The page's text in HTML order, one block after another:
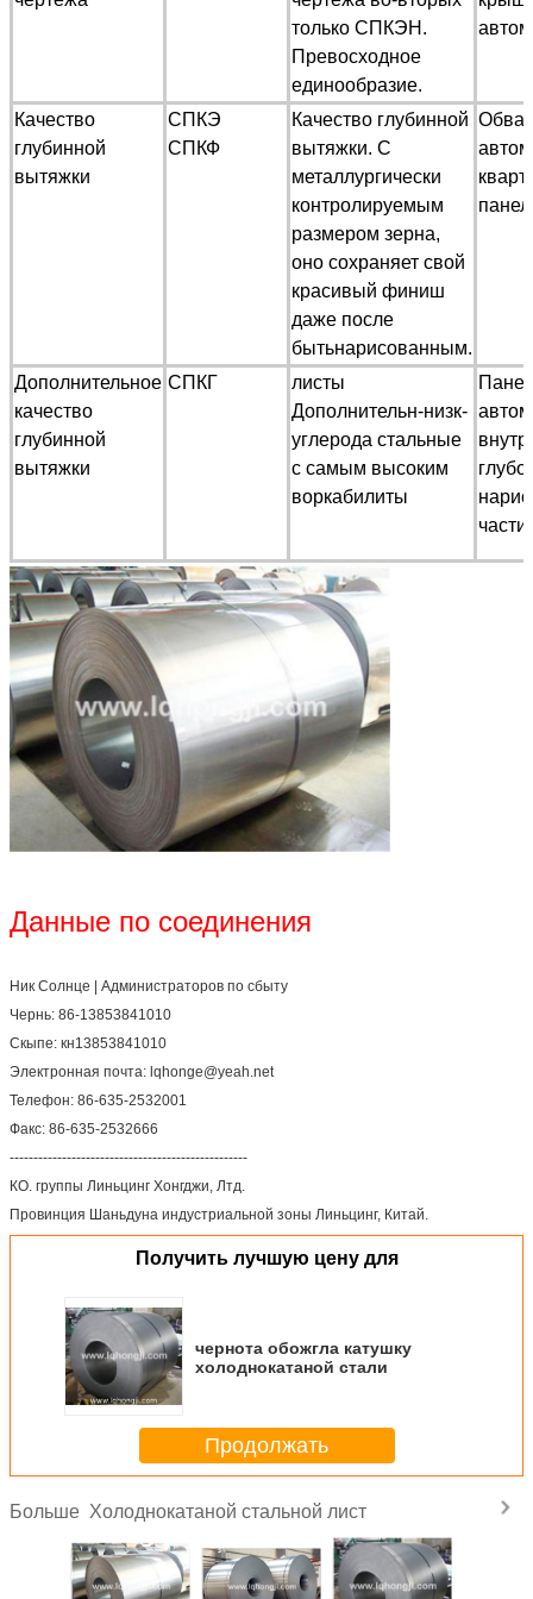
только СПКЭН.
Превосходное
единообразие.
Качество
глубинной
вытяжки
СПКЭ
СПКФ
Качество глубинной
вытяжки. С
металлургически
контролируемым
размером зерна,
оно сохраняет свой
красивый финиш
даже после
бытьнарисованным.
Дополнительное
качество
глубинной
вытяжки
СПКГ
листы
Дополнительн-низк-
углерода стальные
с самым высоким
воркабилиты
части
Данные по соединения
Ник Солнце | Администраторов по сбыту
Чернь: 86-13853841010
Скыпе: кн13853841010
Электронная почта: lqhonge@yeah.net
Телефон: 86-635-2532001
Факс: 86-635-2532666
--------------------------------------------------
КО. группы Линьцинг Хонгджи, Лтд.
Провинция Шаньдуна индустриальной зоны Линьцинг, Китай.
Получить лучшую цену для
чернота обожгла катушку
холоднокатаной стали
Продолжать
Больше Холоднокатаной стальной лист